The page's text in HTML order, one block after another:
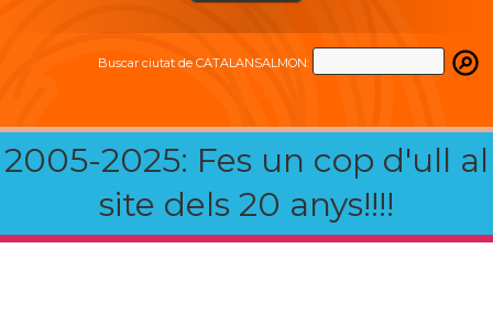
Buscar ciutat de CATALANSALMON:
2005-2025: Fes un cop d'ull al
site dels 20 anys!!!!